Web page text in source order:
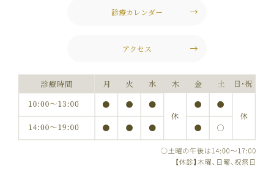
診療カレンダー
アクセス